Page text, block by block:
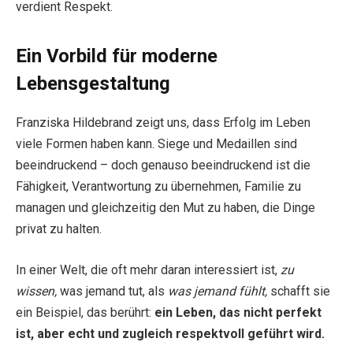
verdient Respekt.
Ein Vorbild für moderne
Lebensgestaltung
Franziska Hildebrand zeigt uns, dass Erfolg im Leben
viele Formen haben kann. Siege und Medaillen sind
beeindruckend – doch genauso beeindruckend ist die
Fähigkeit, Verantwortung zu übernehmen, Familie zu
managen und gleichzeitig den Mut zu haben, die Dinge
privat zu halten.
In einer Welt, die oft mehr daran interessiert ist, zu
wissen, was jemand tut, als was jemand fühlt, schafft sie
ein Beispiel, das berührt: ein Leben, das nicht perfekt
ist, aber echt und zugleich respektvoll geführt wird.